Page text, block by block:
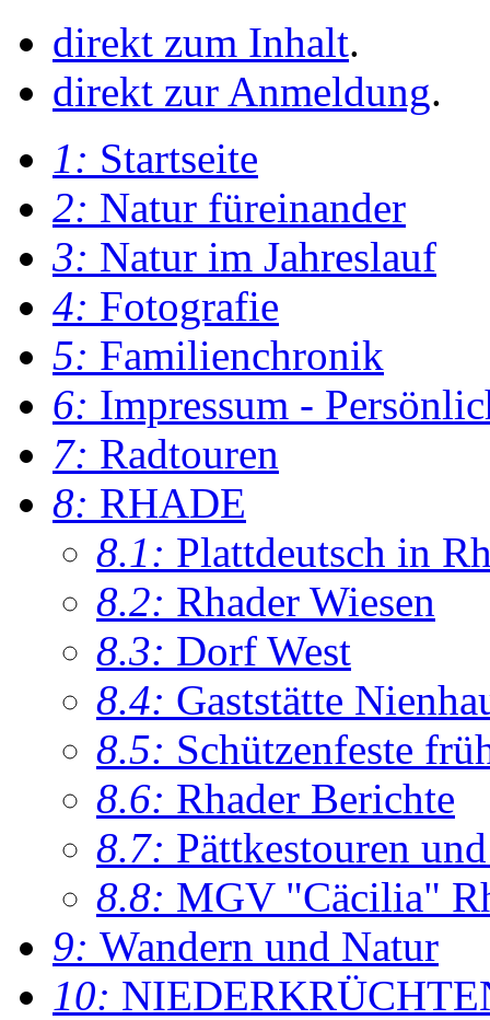
direkt zum Inhalt.
direkt zur Anmeldung.
1: Startseite
2: Natur füreinander
3: Natur im Jahreslauf
4: Fotografie
5: Familienchronik
6: Impressum -
7: Radtouren
8: RHADE
8.1: Plattdeutsch in
8.2: Rhader Wiesen
8.3: Dorf West
8.4: Gaststätte
8.5: Schützenfeste
8.6: Rhader Berichte
8.7: Pättkestouren
8.8: MGV "Cäcilia"
9: Wandern und Natur
10: